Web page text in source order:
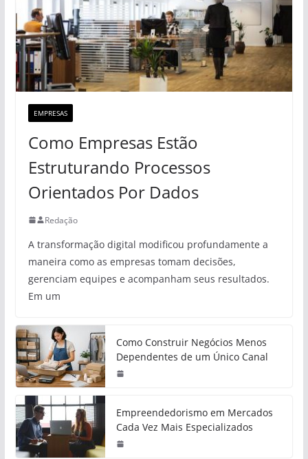
EMPRESAS
Como Empresas Estão
Estruturando Processos
Orientados Por Dados
Redação
A transformação digital modificou profundamente a
maneira como as empresas tomam decisões,
gerenciam equipes e acompanham seus resultados.
Em um
Como Construir Negócios Menos
Dependentes de um Único Canal
Empreendedorismo em Mercados
Cada Vez Mais Especializados